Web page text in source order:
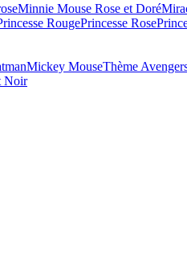
Minnie Mouse Rose et Doré
RougePrincesse Rose
Mickey MouseThème
Noir